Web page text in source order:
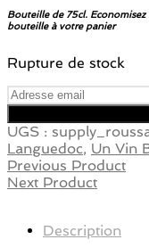
Bouteille de 75cl.
bouteille à votre panier
Rupture de stock
UGS :
Languedoc, Un Vin
Previous Product
Next Product
Description